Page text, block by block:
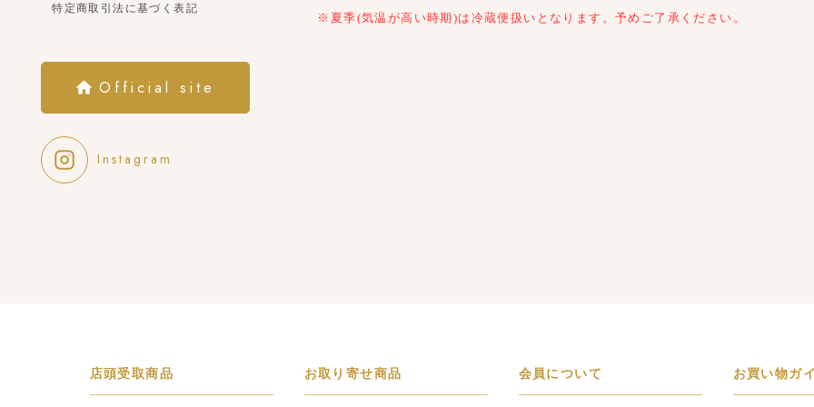
特定商取引法に基づく表記
Official site
Instagram
※夏季(気温が高い時期)は冷蔵便扱いとなります。予めご了承ください。
店頭受取商品 お取り寄せ商品 会員について お買い物ガ